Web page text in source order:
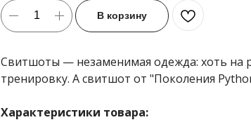
В корзину
Свитшоты — незаменимая одежда: хоть на
тренировку. А свитшот от "Поколения
Характеристики товара: